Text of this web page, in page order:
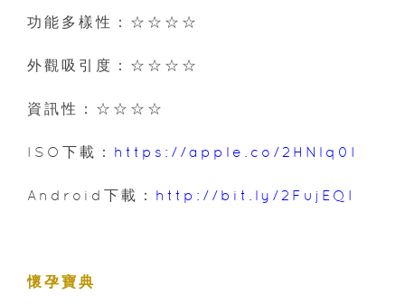
功能多樣性：☆☆☆☆
外觀吸引度：☆☆☆☆
資訊性：☆☆☆☆
ISO下載： https://apple.co/2HNlq0I
Android下載： http://bit.ly/2FujEQI
懷孕寶典